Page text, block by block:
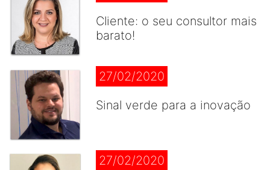
Cliente: o seu consultor mais
barato!
27/02/2020
Sinal verde para a inovação
27/02/2020